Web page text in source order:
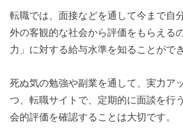
転職では、面接などを通して今まで自
外の客観的な社会から評価をもらえる
力」に対する給与水準を知ることがで
死ぬ気の勉強や副業を通して、実力ア
つ、転職サイトで、定期的に面談を行
会的評価を確認することは大切です。